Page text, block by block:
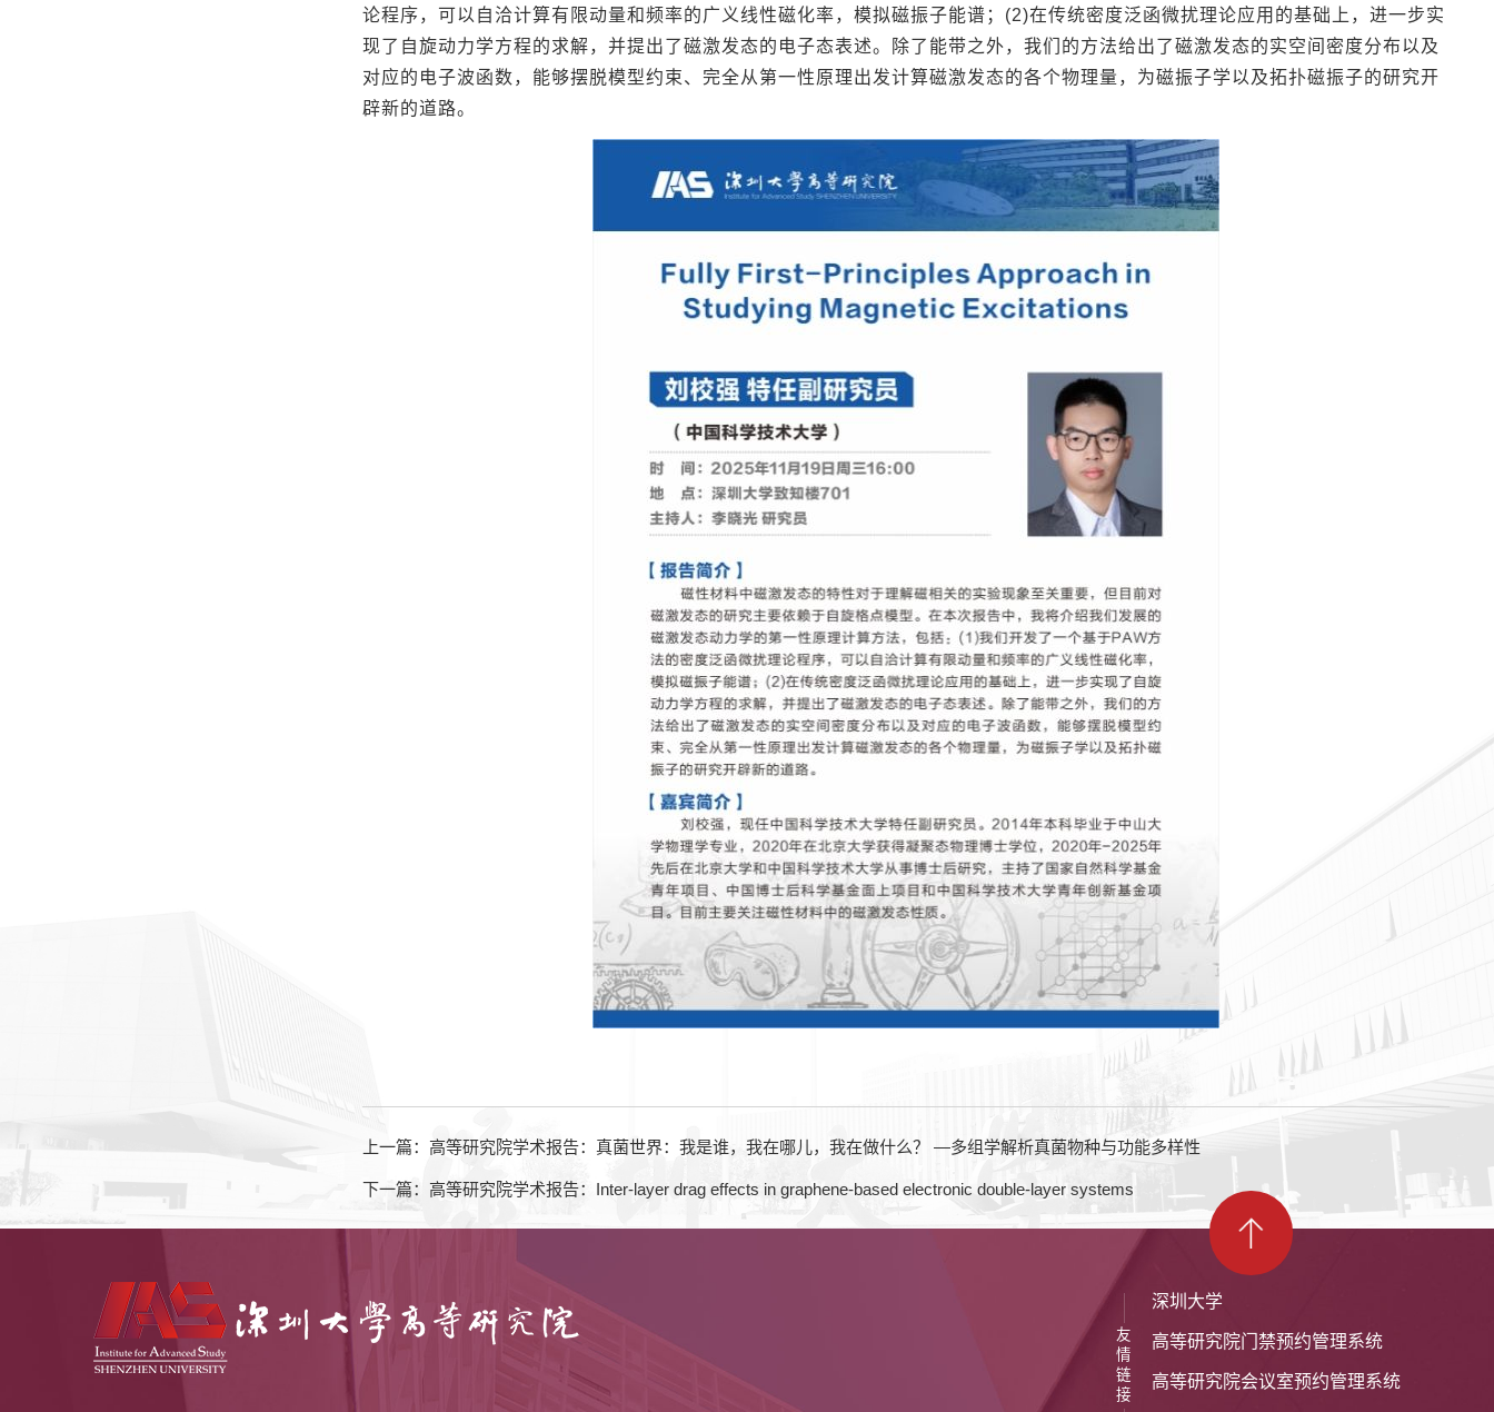
论程序，可以自洽计算有限动量和频率的广义线性磁化率，模拟磁振子能谱；(2)在传统密度泛函微扰理论应用的基础上，进一步实
现了自旋动力学方程的求解，并提出了磁激发态的电子态表述。除了能带之外，我们的方法给出了磁激发态的实空间密度分布以及
对应的电子波函数，能够摆脱模型约束、完全从第一性原理出发计算磁激发态的各个物理量，为磁振子学以及拓扑磁振子的研究开
辟新的道路。
上一篇：高等研究院学术报告：真菌世界：我是谁，我在哪儿，我在做什么？ —多组学解析真菌物种与功能多样性
下一篇：高等研究院学术报告：Inter-layer drag effects in graphene-based electronic double-layer systems
友
情
链
接
深圳大学
高等研究院门禁预约管理系统
高等研究院会议室预约管理系统